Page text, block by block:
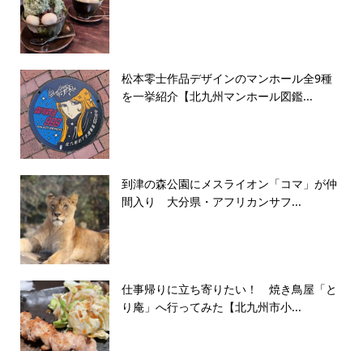
松本零士作品デザインのマンホール全9種
を一挙紹介【北九州マンホール図鑑...
到津の森公園にメスライオン「コマ」が仲
間入り 大分県・アフリカンサフ...
仕事帰りに立ち寄りたい！ 焼き鳥屋「と
り庵」へ行ってみた【北九州市小...